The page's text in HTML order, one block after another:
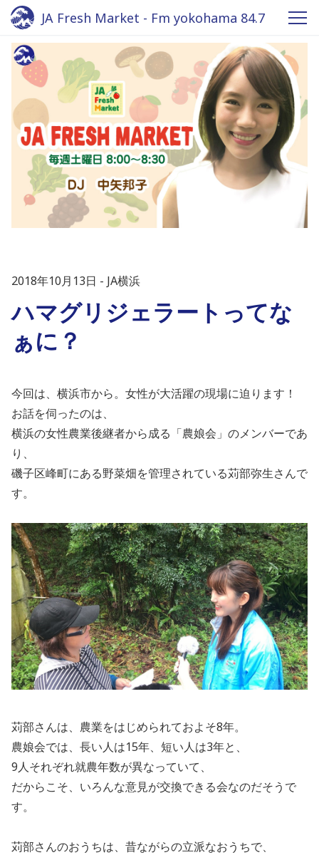
JA Fresh Market - Fm yokohama 84.7
2018年10月13日 JA横浜
ハマグリジェラートってな
ぁに？
今回は、横浜市から。女性が大活躍の現場に迫ります！
お話を伺ったのは、
横浜の女性農業後継者から成る「農娘会」のメンバーであ
り、
磯子区峰町にある野菜畑を管理されている苅部弥生さんで
す。
苅部さんは、農業をはじめられておよそ8年。
農娘会では、長い人は15年、短い人は3年と、
9人それぞれ就農年数が異なっていて、
だからこそ、いろんな意見が交換できる会なのだそうで
す。
苅部さんのおうちは、昔ながらの立派なおうちで、